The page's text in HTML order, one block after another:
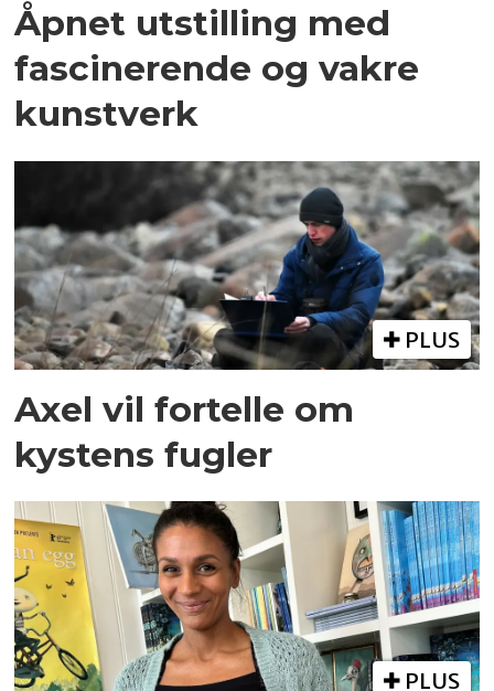
Åpnet utstilling med
fascinerende og vakre
kunstverk
PLUS
Axel vil fortelle om
kystens fugler
PLUS